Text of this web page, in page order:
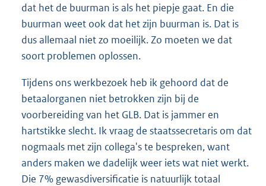
dat het de buurman is als het piepje gaat. En die
buurman weet ook dat het zijn buurman is. Dat is
dus allemaal niet zo moeilijk. Zo moeten we dat
soort problemen oplossen.
Tijdens ons werkbezoek heb ik gehoord dat de
betaalorganen niet betrokken zijn bij de
voorbereiding van het GLB. Dat is jammer en
hartstikke slecht. Ik vraag de staatssecretaris om dat
nogmaals met zijn collega's te bespreken, want
anders maken we dadelijk weer iets wat niet werkt.
Die 7% gewasdiversificatie is natuurlijk totaal